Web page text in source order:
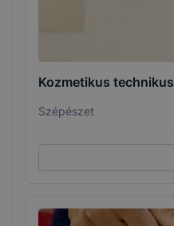
Kozmetikus technikus
Szépészet